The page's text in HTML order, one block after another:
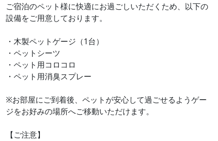
ご宿泊のペット様に快適にお過ごしいただくため、以下の
設備をご用意しております。
・木製ペットゲージ（1台）
・ペットシーツ
・ペット用コロコロ
・ペット用消臭スプレー
※お部屋にご到着後、ペットが安心して過ごせるようゲー
ジをお好みの場所へご移動いただけます。
【ご注意】